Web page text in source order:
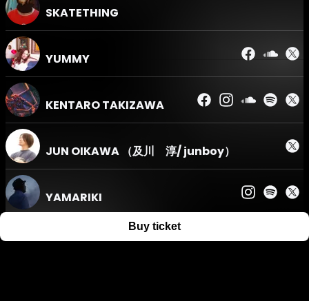
《イベントに関して》
■20歳未満の方はご入場できません
■写真付き身分証明書をお持ちください
■公演内容、開場・開演時間、出演者等は急遽変更になる場
合がございます。その際のチケットの払い戻しはできかねま
すのであらかじめご了承くださいませ。
■混雑状況によっては、お客様の安全確保のため、入店制限
やメインホールへの入場制限を行う場合がございます。お早
めにお越しください。
SKATETHING
YUMMY
KENTARO TAKIZAWA
JUN OIKAWA （及川 淳/ junboy）
YAMARIKI
Buy ticket
SupportTermsPrivacy policyLegal notice